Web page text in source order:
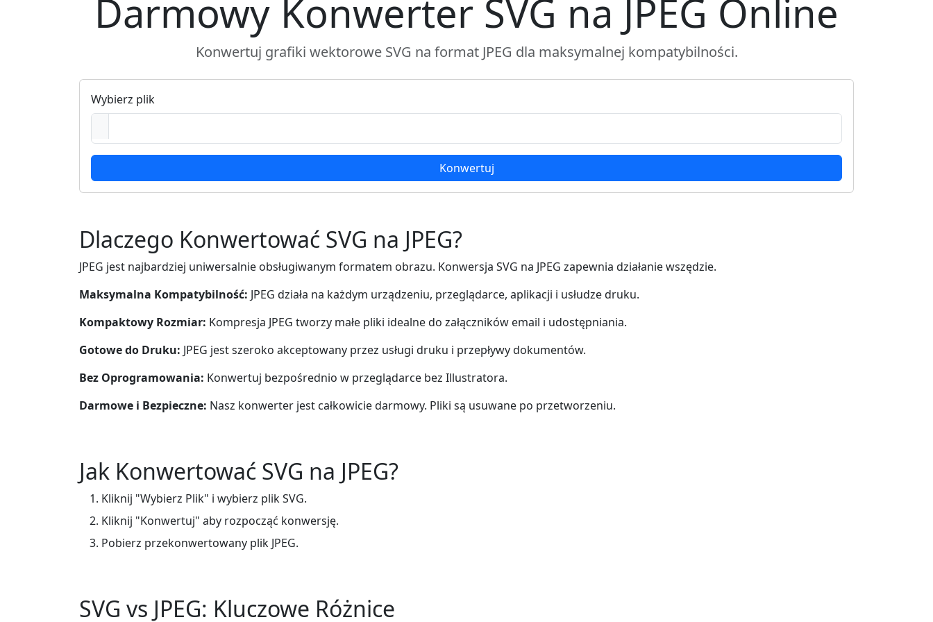
Darmowy Konwerter SVG na JPEG Online
Konwertuj grafiki wektorowe SVG na format JPEG dla maksymalnej kompatybilności.
Wybierz plik
Konwertuj
Dlaczego Konwertować SVG na JPEG?
JPEG jest najbardziej uniwersalnie obsługiwanym formatem obrazu. Konwersja SVG na JPEG zapewnia działanie wszędzie.
Maksymalna Kompatybilność: JPEG działa na każdym urządzeniu, przeglądarce, aplikacji i usłudze druku.
Kompaktowy Rozmiar: Kompresja JPEG tworzy małe pliki idealne do załączników email i udostępniania.
Gotowe do Druku: JPEG jest szeroko akceptowany przez usługi druku i przepływy dokumentów.
Bez Oprogramowania: Konwertuj bezpośrednio w przeglądarce bez Illustratora.
Darmowe i Bezpieczne: Nasz konwerter jest całkowicie darmowy. Pliki są usuwane po przetworzeniu.
Jak Konwertować SVG na JPEG?
Kliknij "Wybierz Plik" i wybierz plik SVG.
Kliknij "Konwertuj" aby rozpocząć konwersję.
Pobierz przekonwertowany plik JPEG.
SVG vs JPEG: Kluczowe Różnice